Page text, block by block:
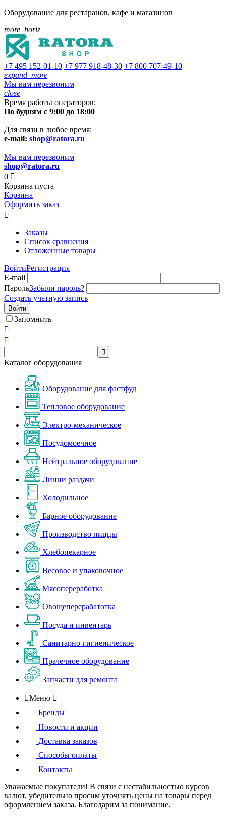
Оборудование для рестаранов, кафе и магазинов
more_horiz
+7 495 152-01-10 +7 977 918-48-30 +7 800 707-49-10
expand_more
Мы вам перезвоним
close
Время работы операторов:
По будням с 9:00 до 18:00
Для связи в любое время:
e-mail: shop@ratora.ru
Мы вам перезвоним
shop@ratora.ru
0 
Корзина пуста
Корзина
Оформить заказ

Заказы
Список сравнения
Отложенные товары
ВойтиРегистрация
E-mail
ПарольЗабыли пароль?
Создать учетную запись
Войти
Запомнить



Каталог оборудования
Оборудование для фастфуд
Тепловое оборудование
Электро-механическое
Посудомоечное
Нейтральное оборудование
Линии раздачи
Холодильное
Барное оборудование
Производство пиццы
Хлебопекарное
Весовое и упаковочное
Мясопереработка
Овощеперерабатотка
Посуда и инвентарь
Санитарно-гигиеническое
Прачечное оборудование
Запчасти для ремонта
Меню 
Бренды
Новости и акции
Доставка заказов
Способы оплаты
Контакты
Уважаемые покупатели! В связи с нестабильностью курсов
валют, убедительно просим уточнять цены на товары перед
оформлением заказа. Благодарим за понимание.